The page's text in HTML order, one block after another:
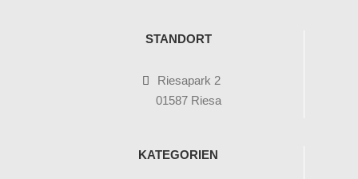
STANDORT
Riesapark 2
01587 Riesa
KATEGORIEN